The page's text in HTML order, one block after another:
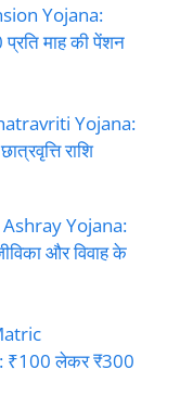
Yojana:
माह की पेंशन
Yojana:
राशि
Yojana:
और विवाह के
₹100 लेकर ₹300